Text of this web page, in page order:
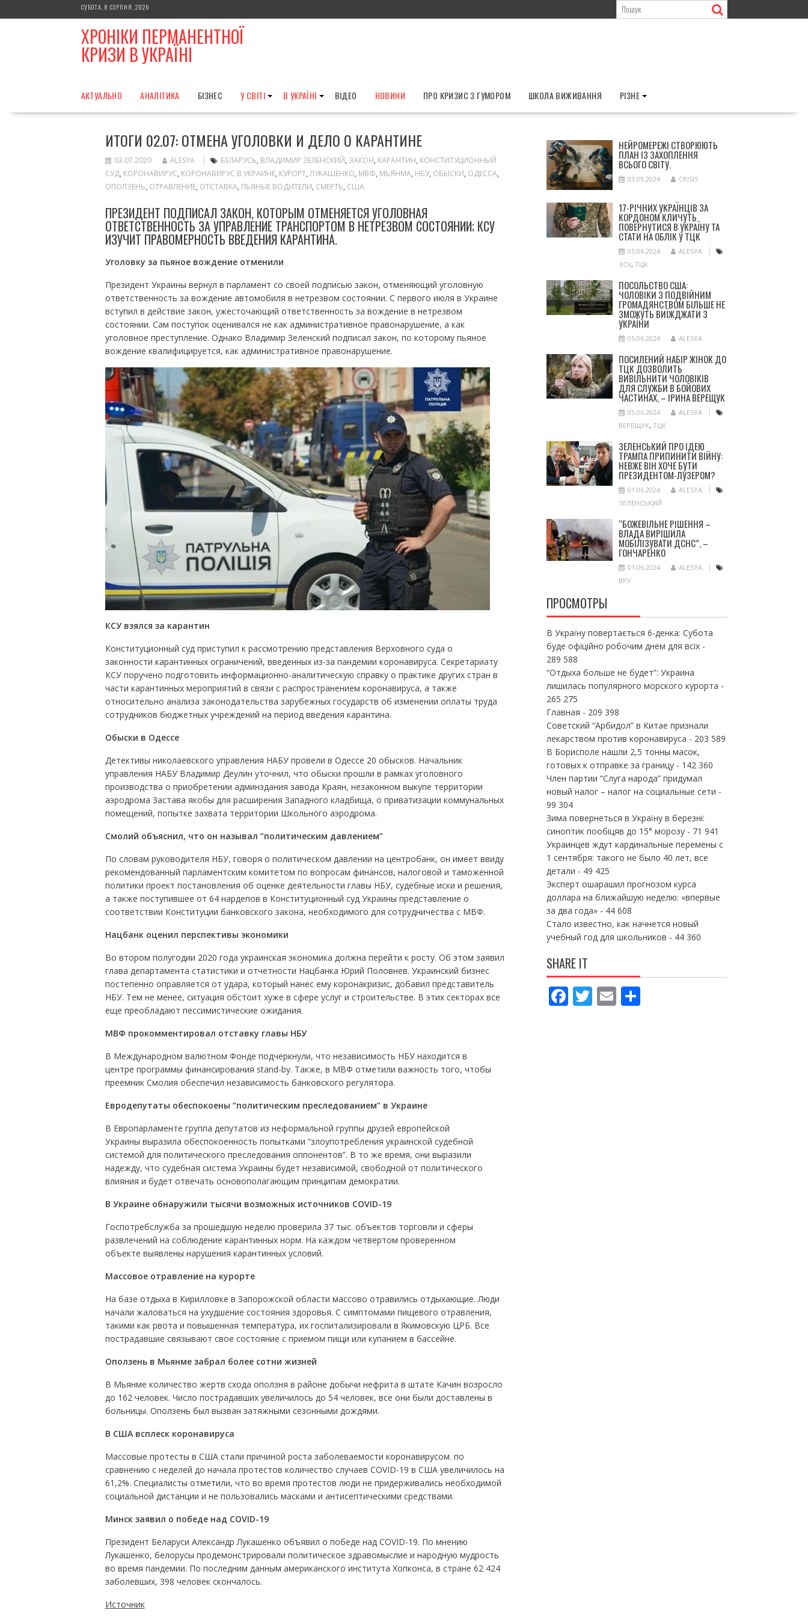
to
СУБОТА, 8 СЕРПНЯ, 2026
ХРОНІКИ ПЕРМАНЕНТНОЇ
КРИЗИ В УКРАЇНІ
АКТУАЛЬНО АНАЛІТИКА БІЗНЕС У СВІТІ В УКРАЇНІ ВІДЕО НОВИНИ ПРО КРИЗИС З ГУМОРОМ ШКОЛА ВИЖИВАННЯ РІЗНЕ
ИТОГИ 02.07: ОТМЕНА УГОЛОВКИ И ДЕЛО О КАРАНТИНЕ
03.07.2020 ALESYA БЕЛАРУСЬ, ВЛАДИМИР ЗЕЛЕНСКИЙ, ЗАКОН, КАРАНТИН, КОНСТИТУЦИОННЫЙ
СУД, КОРОНАВИРУС, КОРОНАВИРУС В УКРАИНЕ, КУРОРТ,ЛУКАШЕНКО, МВФ, МЬЯНМА, НБУ, ОБЫСКИ, ОДЕССА,
ОПОЛЗЕНЬ, ОТРАВЛЕНИЕ, ОТСТАВКА, ПЬЯНЫЕ ВОДИТЕЛИ, СМЕРТЬ, США
ПРЕЗИДЕНТ ПОДПИСАЛ ЗАКОН, КОТОРЫМ ОТМЕНЯЕТСЯ УГОЛОВНАЯ
ОТВЕТСТВЕННОСТЬ ЗА УПРАВЛЕНИЕ ТРАНСПОРТОМ В НЕТРЕЗВОМ СОСТОЯНИИ; КСУ
ИЗУЧИТ ПРАВОМЕРНОСТЬ ВВЕДЕНИЯ КАРАНТИНА.
Уголовку за пьяное вождение отменили
Президент Украины вернул в парламент со своей подписью закон, отменяющий уголовную
ответственность за вождение автомобиля в нетрезвом состоянии. С первого июля в Украине
вступил в действие закон, ужесточающий ответственность за вождение в нетрезвом
состоянии. Сам поступок оценивался не как административное правонарушение, а как
уголовное преступление. Однако Владимир Зеленский подписал закон, по которому пьяное
вождение квалифицируется, как административное правонарушение.
КСУ взялся за карантин
Конституционный суд приступил к рассмотрению представления Верховного суда о
законности карантинных ограничений, введенных из-за пандемии коронавируса. Секретариату
КСУ поручено подготовить информационно-аналитическую справку о практике других стран в
части карантинных мероприятий в связи с распространением коронавируса, а также
относительно анализа законодательства зарубежных государств об изменении оплаты труда
сотрудников бюджетных учреждений на период введения карантина.
Обыски в Одессе
Детективы николаевского управления НАБУ провели в Одессе 20 обысков. Начальник
управления НАБУ Владимир Деулин уточнил, что обыски прошли в рамках уголовного
производства о приобретении админздания завода Краян, незаконном выкупе территории
аэродрома Застава якобы для расширения Западного кладбища, о приватизации коммунальных
помещений, попытке захвата территории Школьного аэродрома.
Смолий объяснил, что он называл “политическим давлением”
По словам руководителя НБУ, говоря о политическом давлении на центробанк, он имеет ввиду
рекомендованный парламентским комитетом по вопросам финансов, налоговой и таможенной
политики проект постановления об оценке деятельности главы НБУ, судебные иски и решения,
а также поступившее от 64 нардепов в Конституционный суд Украины представление о
соответствии Конституции банковского закона, необходимого для сотрудничества с МВФ.
Нацбанк оценил перспективы экономики
Во втором полугодии 2020 года украинская экономика должна перейти к росту. Об этом заявил
глава департамента статистики и отчетности Нацбанка Юрий Половнев. Украинский бизнес
постепенно оправляется от удара, который нанес ему коронакризис, добавил представитель
НБУ. Тем не менее, ситуация обстоит хуже в сфере услуг и строительстве. В этих секторах все
еще преобладают пессимистические ожидания.
МВФ прокомментировал отставку главы НБУ
В Международном валютном Фонде подчеркнули, что независимость НБУ находится в
центре программы финансирования stand-by. Также, в МВФ отметили важность того, чтобы
преемник Смолия обеспечил независимость банковского регулятора.
Евродепутаты обеспокоены “политическим преследованием” в Украине
В Европарламенте группа депутатов из неформальной группы друзей европейской
Украины выразила обеспокоенность попытками “злоупотребления украинской судебной
системой для политического преследования оппонентов”. В то же время, они выразили
надежду, что судебная система Украины будет независимой, свободной от политического
влияния и будет отвечать основополагающим принципам демократии.
В Украине обнаружили тысячи возможных источников COVID-19
Госпотребслужба за прошедшую неделю проверила 37 тыс. объектов торговли и сферы
развлечений на соблюдение карантинных норм. На каждом четвертом проверенном
объекте выявлены нарушения карантинных условий.
Массовое отравление на курорте
На базе отдыха в Кирилловке в Запорожской области массово отравились отдыхающие. Люди
начали жаловаться на ухудшение состояния здоровья. С симптомами пищевого отравления,
такими как рвота и повышенная температура, их госпитализировали в Якимовскую ЦРБ. Все
пострадавшие связывают свое состояние с приемом пищи или купанием в бассейне.
Оползень в Мьянме забрал более сотни жизней
В Мьянме количество жертв схода оползня в районе добычи нефрита в штате Качин возросло
до 162 человек. Число пострадавших увеличилось до 54 человек, все они были доставлены в
больницы. Оползень был вызван затяжными сезонными дождями.
В США всплеск коронавируса
Массовые протесты в США стали причиной роста заболеваемости коронавирусом. по
сравнению с неделей до начала протестов количество случаев COVID-19 в США увеличилось на
61,2%. Специалисты отметили, что во время протестов люди не придерживались необходимой
социальной дистанции и не пользовались масками и антисептическими средствами.
Минск заявил о победе над COVID-19
Президент Беларуси Александр Лукашенко объявил о победе над COVID-19. По мнению
Лукашенко, белорусы продемонстрировали политическое здравомыслие и народную мудрость
во время пандемии. По последним данным американского института Хопконса, в стране 62 424
заболевших, 398 человек скончалось.
Источник
НЕЙРОМЕРЕЖІ СТВОРЮЮТЬ
ПЛАН ІЗ ЗАХОПЛЕННЯ
ВСЬОГО СВІТУ.
03.09.2024 CRISIS
17-РІЧНИХ УКРАЇНЦІВ ЗА
КОРДОНОМ КЛИЧУТЬ
ПОВЕРНУТИСЯ В УКРАЇНУ ТА
СТАТИ НА ОБЛІК У ТЦК
05.06.2024
ALESYA
ЗСУ, ТЦК
ПОСОЛЬСТВО США:
ЧОЛОВІКИ З ПОДВІЙНИМ
ГРОМАДЯНСТВОМ БІЛЬШЕ НЕ
ЗМОЖУТЬ ВИЇЖДЖАТИ З
УКРАЇНИ
05.06.2024 ALESYA
ПОСИЛЕНИЙ НАБІР ЖІНОК ДО
ТЦК ДОЗВОЛИТЬ
ВИВІЛЬНИТИ ЧОЛОВІКІВ
ДЛЯ СЛУЖБИ В БОЙОВИХ
ЧАСТИНАХ, – ІРИНА ВЕРЕЩУК
05.06.2024
ALESYA
ВЕРЕЩУК, ТЦК
ЗЕЛЕНСЬКИЙ ПРО ІДЕЮ
ТРАМПА ПРИПИНИТИ ВІЙНУ:
НЕВЖЕ ВІН ХОЧЕ БУТИ
ПРЕЗИДЕНТОМ-ЛУЗЕРОМ?
01.06.2024
ALESYA
ЗЕЛЕНСЬКИЙ
“БОЖЕВІЛЬНЕ РІШЕННЯ –
ВЛАДА ВИРІШИЛА
МОБІЛІЗУВАТИ ДСНС”, –
ГОНЧАРЕНКО
01.06.2024
ALESYA
ВРУ
ПРОСМОТРЫ
В Україну повертається 6-денка: Субота
буде офіційно робочим днем для всіх-
289 588
“Отдыха больше не будет”: Украина
лишилась популярного морского курорта -
265 275
Главная - 209 398
Советский “Арбидол” в Китае признали
лекарством против коронавируса - 203 589
В Борисполе нашли 2,5 тонны масок,
готовых к отправке за границу- 142 360
Член партии “Слуга народа” придумал
новый налог – налог на социальные сети -
99 304
Зима повернеться в Україну в березні:
синоптик пообіцяв до 15° морозу- 71 941
Украинцев ждут кардинальные перемены с
1 сентября: такого не было 40 лет, все
детали - 49 425
Эксперт ошарашил прогнозом курса
доллара на ближайшую неделю: «впервые
за два года»- 44 608
Стало известно, как начнется новый
учебный год для школьников - 44 360
SHARE IT
F T E П